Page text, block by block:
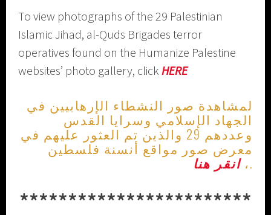
To view photographs of the 29 Palestinian
Islamic Jihad, al-Quds Brigades terror
operatives found on the Humanize Palestine
websites’ photo gallery, clickHERE
لمشاهدة صور النشطاء الإرهابيين في
الجهاد الإسلامي وسرايا القدس
وعددهم 29 والذين تم العثور عليهم في
معرض صور مواقع أنسنة فلسطين
،انقر هنا .
************************